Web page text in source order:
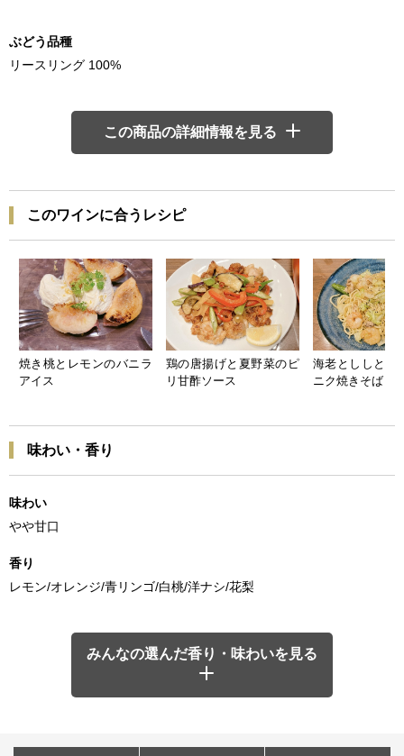
ぶどう品種
リースリング 100%
この商品の詳細情報を見る
このワインに合うレシピ
焼き桃とレモンのバニラ
アイス
鶏の唐揚げと夏野菜のピ
リ甘酢ソース
海老とししとう
ニク焼きそば
味わい・香り
味わい
やや甘口
香り
レモン/オレンジ/青リンゴ/白桃/洋ナシ/花梨
みんなの選んだ香り・味わいを見る